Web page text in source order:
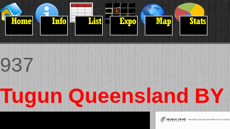
937
Tugun Queensland BY